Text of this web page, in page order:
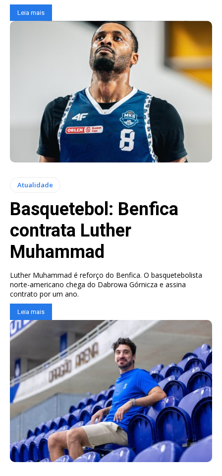
Leia mais
Atualidade
Basquetebol: Benfica
contrata Luther
Muhammad
Luther Muhammad é reforço do Benfica. O basquetebolista
norte-americano chega do Dabrowa Górnicza e assina
contrato por um ano.
Leia mais